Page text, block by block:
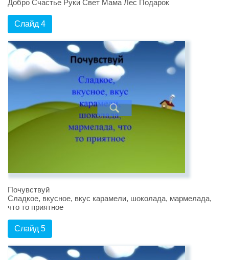
Добро Счастье Руки Свет Мама Лес Подарок
Слайд 4
Почувствуй
Сладкое, вкусное, вкус карамели, шоколада, мармелада,
что то приятное
Слайд 5